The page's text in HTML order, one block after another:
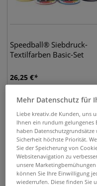
Speedball® Siebdruck-
Textilfarben Basic-Set
26,25 €
0,47 l | 1 l 55,61€
Mehr Datenschutz für
Liebe kreativ.de Kunden, uns
Ihnen ein rundum gelungenes
haben
Sicherheit höchste Priorität.
Sie der Speicherung von
Websitenavigation zu
unsere
können Sie Ihre Einwilligung
wiederrufen. Diese finden Sie